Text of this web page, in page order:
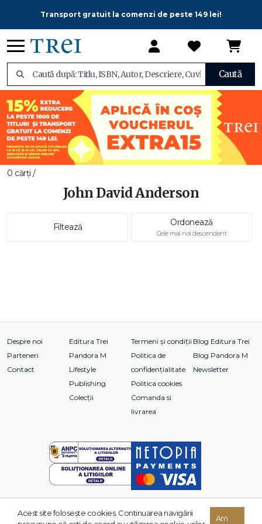
Transport gratuit la comenzi de peste 149 lei!
Caută
0 cărți /
John David Anderson
Filtează Ordonează
Cele mai noi descendent
Despre noi
Parteneri
Contact
Editura Trei
Pandora M
Lifestyle
Publishing
Colecții
Termeni și condiții
Politica de
confidențialitate
Politica cookies
Comanda si
livrarea
Blog Editura Trei
Blog Pandora M
Newsletter
© 2026 Grupul Editorial TREI. Toate drepturile rezervate.
Acest site foloseşte cookies. Continuarea navigării
Am